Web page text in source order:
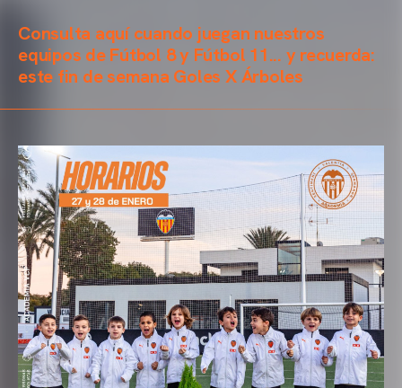
Consulta aquí cuando juegan nuestros
equipos de Fútbol 8 y Fútbol 11... y recuerda:
este fin de semana Goles X Árboles